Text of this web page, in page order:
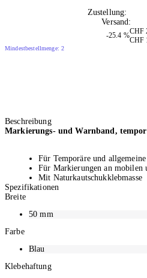
Zustellung:
Versand:
-25.4 %
CHF
CHF
Mindestbestellmenge: 2
Beschreibung
Markierungs- und Warnband,
Für Temporäre und
Für Markierungen an mobilen
Mit Naturkautschukklebmasse
Reisskraft: 33 N/cm
Spezifikationen
Breite
50mm
Farbe
Blau
Klebehaftung